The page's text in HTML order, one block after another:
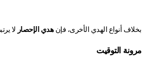
بخلاف أنواع الهدي الأخرى، فإن هدي الإحصار لا
مرونة التوقيت